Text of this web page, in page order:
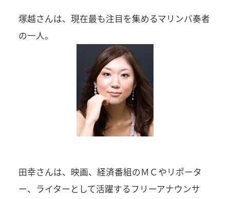
塚越さんは、現在最も注目を集めるマリンバ奏者
の一人。
田幸さんは、映画、経済番組のＭＣやリポータ
ー、ライターとして活躍するフリーアナウンサ